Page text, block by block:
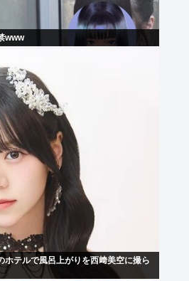
www
ホテルで風呂上がりを西﨑美空に撮ら